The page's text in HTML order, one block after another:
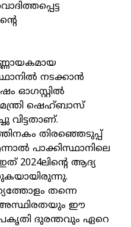
നടക്കാന്‍
ഓഗസ്റ്റില്‍
ഷെഹ്ബാസ്
വിട്ടതാണ്.
തിരഞ്ഞെടുപ്പ്
പാക്കിസ്ഥാനിലെ
2024ലിന്റെ ആദ്യ
തന്നെ
അസ്ഥിരതയും ഈ
ദുരന്തവും ഏറെ